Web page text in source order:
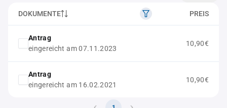
DOKUMENTE PREIS
Antrag
eingereicht am 07.11.2023
10,90€
Antrag
eingereicht am 16.02.2021
10,90€